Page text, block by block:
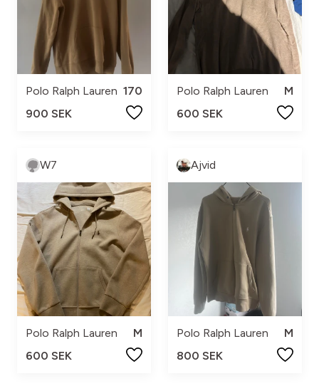
Polo Ralph Lauren 170
900 SEK
Polo Ralph Lauren
M
600 SEK
W7
Polo Ralph Lauren
M
600 SEK
Ajvid
Polo Ralph Lauren
M
800 SEK